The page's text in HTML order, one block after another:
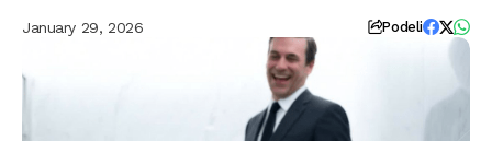
January 29, 2026 Podeli